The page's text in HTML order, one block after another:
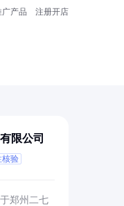
广产品 注册开店
限公司
核验
郑州二七